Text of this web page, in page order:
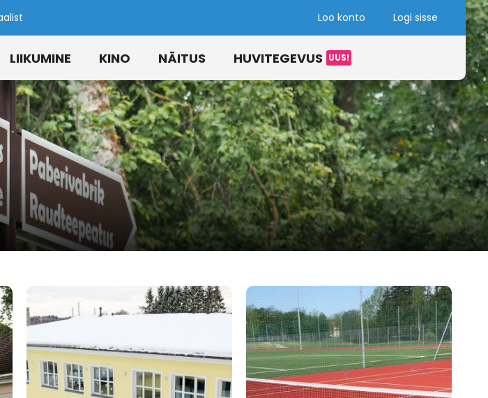
Loo konto Logi sisse
LIIKUMINE KINO NÄITUS HUVITEGEVUS